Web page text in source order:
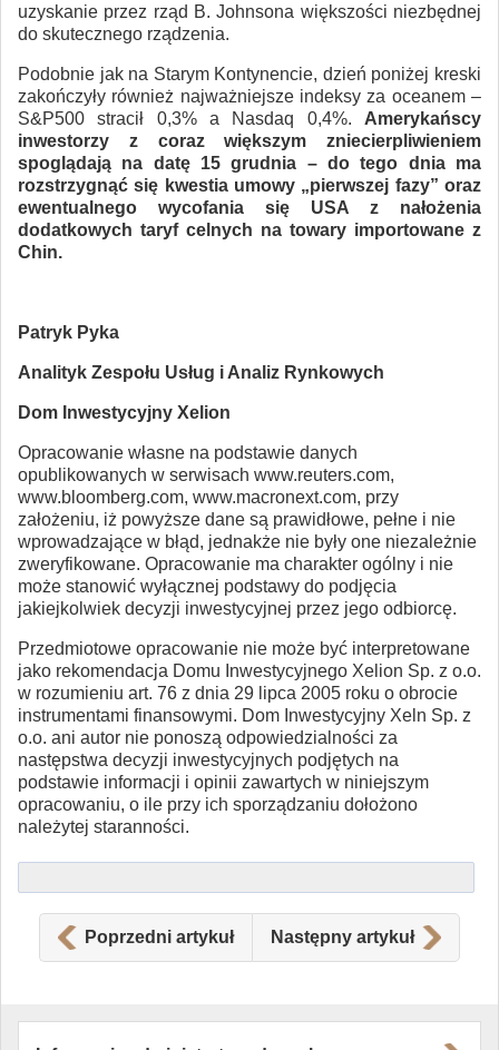
uzyskanie przez rząd B. Johnsona większości niezbędnej
do skutecznego rządzenia.
Podobnie jak na Starym Kontynencie, dzień poniżej kreski
zakończyły również najważniejsze indeksy za oceanem –
S&P500 stracił 0,3% a Nasdaq 0,4%. Amerykańscy
inwestorzy z coraz większym zniecierpliwieniem
spoglądają na datę 15 grudnia – do tego dnia ma
rozstrzygnąć się kwestia umowy „pierwszej fazy” oraz
ewentualnego wycofania się USA z nałożenia
dodatkowych taryf celnych na towary importowane z
Chin.
Patryk Pyka
Analityk Zespołu Usług i Analiz Rynkowych
Dom Inwestycyjny Xelion
Opracowanie własne na podstawie danych
opublikowanych w serwisach www.reuters.com,
www.bloomberg.com, www.macronext.com, przy
założeniu, iż powyższe dane są prawidłowe, pełne i nie
wprowadzające w błąd, jednakże nie były one niezależnie
zweryfikowane. Opracowanie ma charakter ogólny i nie
może stanowić wyłącznej podstawy do podjęcia
jakiejkolwiek decyzji inwestycyjnej przez jego odbiorcę.
Przedmiotowe opracowanie nie może być interpretowane
jako rekomendacja Domu Inwestycyjnego Xelion Sp. z o.o.
w rozumieniu art. 76 z dnia 29 lipca 2005 roku o obrocie
instrumentami finansowymi. Dom Inwestycyjny Xeln Sp. z
o.o. ani autor nie ponoszą odpowiedzialności za
następstwa decyzji inwestycyjnych podjętych na
podstawie informacji i opinii zawartych w niniejszym
opracowaniu, o ile przy ich sporządzaniu dołożono
należytej staranności.
Poprzedni artykuł Następny artykuł